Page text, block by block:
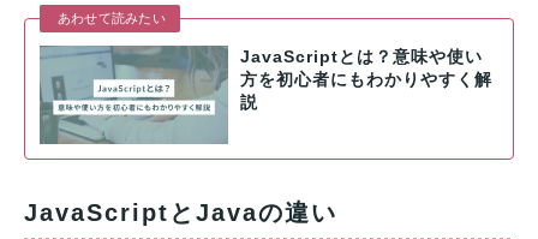
あわせて読みたい
JavaScriptとは？意味や使い
方を初心者にもわかりやすく解
説
JavaScriptとJavaの違い